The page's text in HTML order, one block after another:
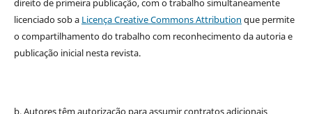
direito de primeira publicação, com o trabalho simultaneamente
licenciado sob a Licença Creative Commons Attribution que permite
o compartilhamento do trabalho com reconhecimento da autoria e
publicação inicial nesta revista.
b. Autores têm autorização para assumir contratos adicionais